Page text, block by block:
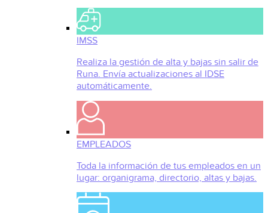
IMSS
Realiza la gestión de alta y bajas sin salir de
Runa. Envía actualizaciones al IDSE
automáticamente.
EMPLEADOS
Toda la información de tus empleados en un
lugar: organigrama, directorio, altas y bajas.